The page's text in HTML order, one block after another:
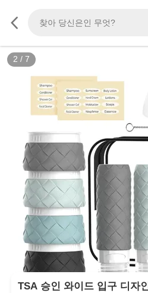
3 / 7
TSA 승인 와이드 입구 디자